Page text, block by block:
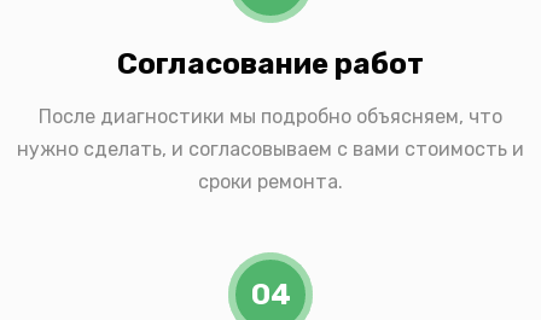
Согласование работ
После диагностики мы подробно объясняем, что
нужно сделать, и согласовываем с вами стоимость и
сроки ремонта.
04